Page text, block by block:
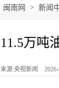
闽南网 > 新闻
11.5万吨
来源:央视新闻